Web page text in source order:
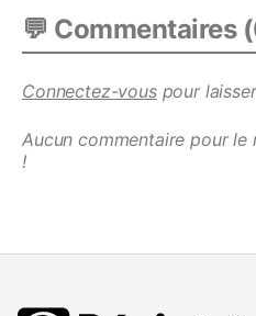
💬 Commentaires (
Connectez-vouspour
Aucun commentaire pour le
!